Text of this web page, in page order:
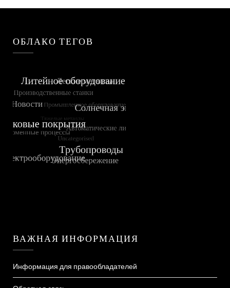
ОБЛАКО ТЕГОВ
ВАЖНАЯ ИНФОРМАЦИЯ
Информация для правообладателей